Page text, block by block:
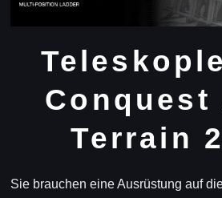
Conquest
Terrain
Sie brauchen eine Ausrüstung auf